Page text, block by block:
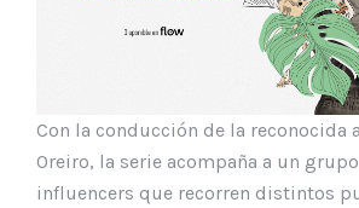
Con la conducción de la reconocida
Oreiro, la serie acompaña a un
influencers que recorren distintos